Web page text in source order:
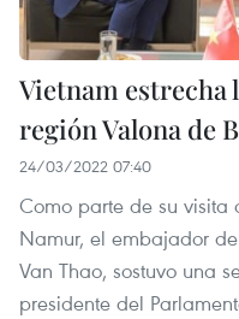
Vietnam estrecha
región Valona de
24/03/2022 07:40
Como parte de su
Namur, el embajador
Van Thao, sostuvo una
presidente del